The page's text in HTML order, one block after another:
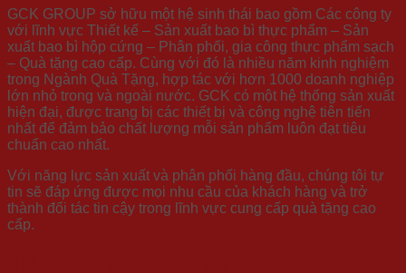
GCK GROUP sở hữu một hệ sinh thái bao gồm Các công ty
với lĩnh vực Thiết kế – Sản xuất bao bì thực phẩm – Sản
xuất bao bì hộp cứng – Phân phối, gia công thực phẩm sạch
– Quà tặng cao cấp. Cùng với đó là nhiều năm kinh nghiệm
trong Ngành Quà Tặng, hợp tác với hơn 1000 doanh nghiệp
lớn nhỏ trong và ngoài nước. GCK có một hệ thống sản xuất
hiện đại, được trang bị các thiết bị và công nghệ tiên tiến
nhất để đảm bảo chất lượng mỗi sản phẩm luôn đạt tiêu
chuẩn cao nhất.
Với năng lực sản xuất và phân phối hàng đầu, chúng tôi tự
tin sẽ đáp ứng được mọi nhu cầu của khách hàng và trở
thành đối tác tin cậy trong lĩnh vực cung cấp quà tặng cao
cấp.